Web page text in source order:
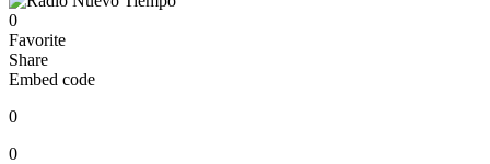
0
Favorite
Share
Embed code
0
0